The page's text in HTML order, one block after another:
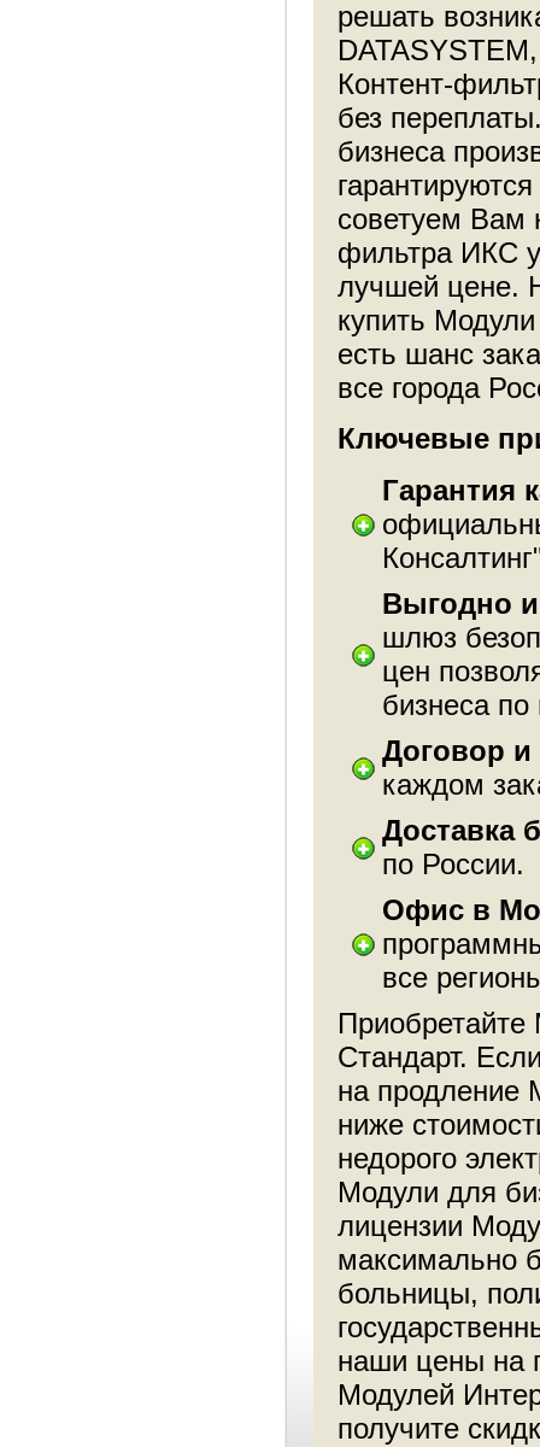
решать
Контент-
без
бизнеса
советуем Вам
фильтра ИКС
лучшей цене.
купить
есть шанс
все города
Ключевые
Гарантия
Выгодно
шлюз
цен
бизнеса
Договор и
каждом
Доставка
по России.
Офис в
все
Стандарт.
на продление
ниже
недорого
Модули для
лицензии
максимально
больницы,
наши цены на
Модулей
получите